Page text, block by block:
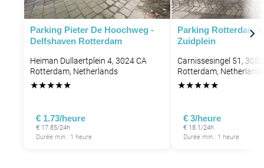
Parking Pieter De Hoochweg -
Delfshaven Rotterdam
Heiman Dullaertplein 4, 3024 CA
Rotterdam, Netherlands
★★★★★
€ 1.73/heure
€ 17.85/24h
Durée min.: 1 heure
Parking Rotterdam
Zuidplein
Carnissesingel 51,
Rotterdam,
★★★★★
€ 3/heure
€ 18.1/24h
Durée min.: 1 heure